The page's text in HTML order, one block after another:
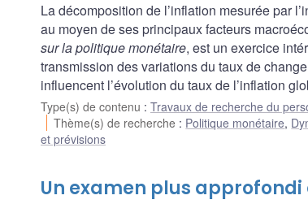
La décomposition de l’inflation mesurée par
au moyen de ses principaux facteurs
sur la politique monétaire, est un exercice
transmission des variations du taux de
influencent l’évolution du taux de l’inflation
Type(s) de contenu : Travaux de recherche du
Thème(s) de recherche : Politique monétaire,
et prévisions
Un examen plus